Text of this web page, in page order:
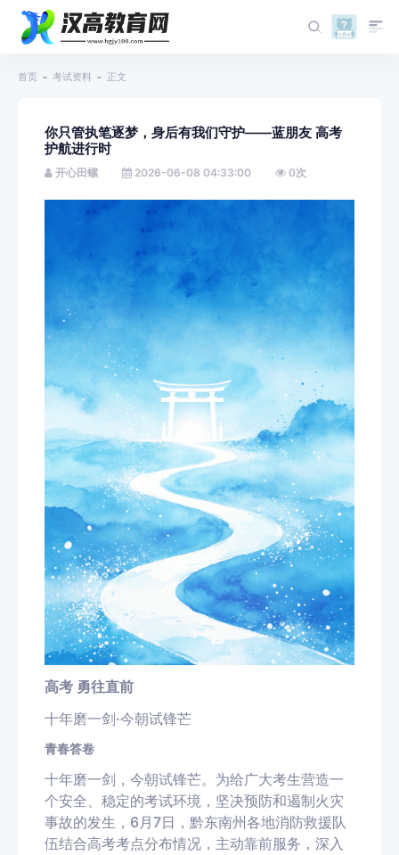
首页 考试资料 正文
你只管执笔逐梦，身后有我们守护——蓝朋友 高考
护航进行时
开心田螺 2026-06-08 04:33:00 0次
高考 勇往直前
十年磨一剑·今朝试锋芒
青春答卷
十年磨一剑，今朝试锋芒。为给广大考生营造一
个安全、稳定的考试环境，坚决预防和遏制火灾
事故的发生，6月7日，黔东南州各地消防救援队
伍结合高考考点分布情况，主动靠前服务，深入